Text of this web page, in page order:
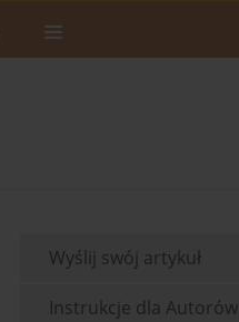
Wyślij swój artykuł
Instrukcje dla Autorów